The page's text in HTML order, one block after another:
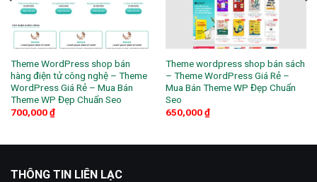
Theme WordPress shop bán
hàng điện tử công nghệ – Theme
WordPress Giá Rẻ – Mua Bán
Theme WP Đẹp Chuẩn Seo
700,000₫
Theme wordpress shop bán sách
– Theme WordPress Giá Rẻ –
Mua Bán Theme WP Đẹp Chuẩn
Seo
650,000₫
THÔNG TIN LIÊN LẠC